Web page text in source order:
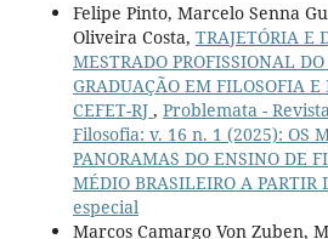
Felipe Pinto, Marcelo Senna
Oliveira Costa, TRAJETÓRIA E
MESTRADO PROFISSIONAL
GRADUAÇÃO EM FILOSOFIA E
CEFET-RJ , Problemata -
Filosofia: v. 16 n. 1 (2025): OS
PANORAMAS DO ENSINO DE
MÉDIO BRASILEIRO A PARTIR
especial
Marcos Camargo Von Zuben,